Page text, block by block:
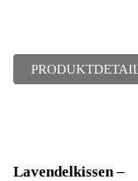
Lavendelkissen –